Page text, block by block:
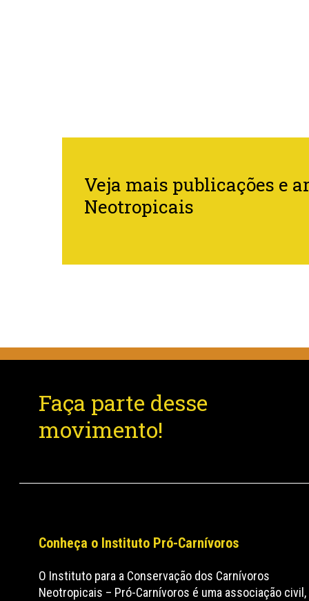
Veja mais publicações e
Neotropicais
Faça parte desse
movimento!
Conheça o Instituto Pró-Carnívoros
O Instituto para a Conservação dos Carnívoros
Neotropicais – Pró-Carnívoros é uma associação civil,